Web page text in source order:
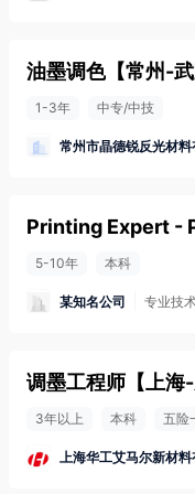
油墨调色 【常州-
1-3年 中专/中技
常州市晶德锐反光材料
5-10年 本科
某知名公司 专业技
调墨工程师 【 上
3年以上 本科 五险
上海华工艾马尔新材